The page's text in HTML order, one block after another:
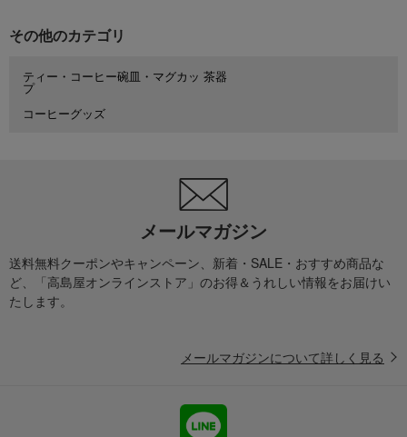
その他のカテゴリ
ティー・コーヒー碗皿・マグカッ
プ
茶器
コーヒーグッズ
メールマガジン
送料無料クーポンやキャンペーン、新着・SALE・おすすめ商品な
ど、「高島屋オンラインストア」のお得＆うれしい情報をお届けい
たします。
メールマガジンについて詳しく見る